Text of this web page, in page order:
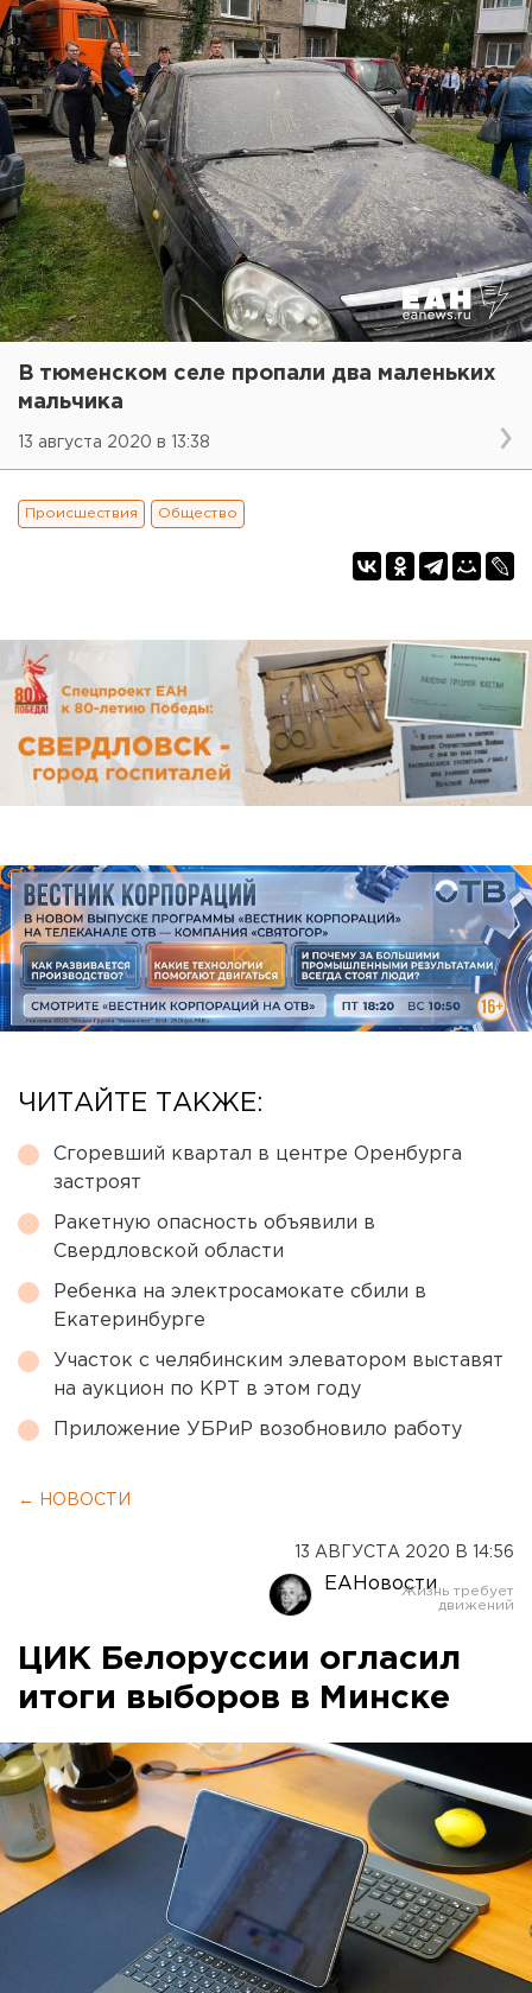
В тюменском селе пропали два маленьких
мальчика
13 августа 2020 в 13:38
Происшествия Общество
ЧИТАЙТЕ ТАКЖЕ:
Сгоревший квартал в центре Оренбурга
застроят
Ракетную опасность объявили в
Свердловской области
Ребенка на электросамокате сбили в
Екатеринбурге
Участок с челябинским элеватором выставят
на аукцион по КРТ в этом году
Приложение УБРиР возобновило работу
← НОВОСТИ
13 АВГУСТА 2020 В 14:56
ЕАНовости
ЦИК Белоруссии огласил
итоги выборов в Минске